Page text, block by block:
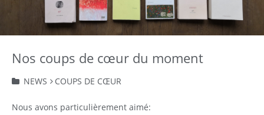
Nos coups de cœur du moment
NEWS COUPS DE CŒUR
Nous avons particulièrement aimé: